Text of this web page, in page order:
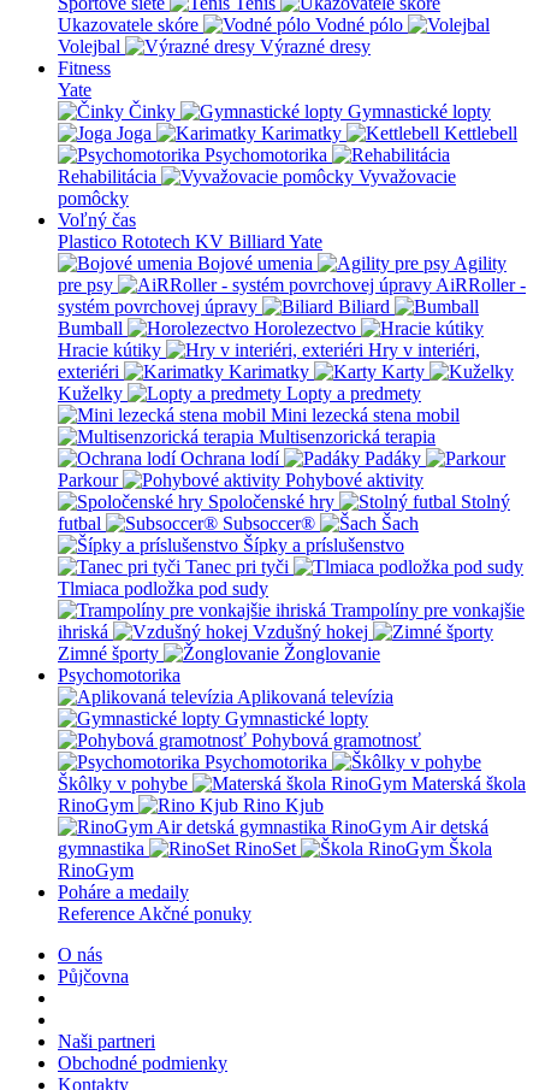
Ukazovatele skóre
Vodné pólo
Volejbal
Výrazné dresy
Fitness
Yate
Činky
Gymnastické lopty
Joga
Karimatky
Kettlebell
Psychomotorika
Rehabilitácia
Vyvažovacie
pomôcky
Voľný čas
Plastico Rototech KV Billiard Yate
Bojové umenia
Agility
pre psy
AiRRoller -
systém povrchovej úpravy
Biliard
Bumball
Horolezectvo
Hracie kútiky
Hry v interiéri,
exteriéri
Karimatky
Karty
Kuželky
Lopty a predmety
Mini lezecká stena mobil
Multisenzorická terapia
Ochrana lodí
Padáky
Parkour
Pohybové aktivity
Spoločenské hry
Stolný
futbal
Subsoccer®
Šach
Šípky a príslušenstvo
Tanec pri tyči
Tlmiaca podložka pod sudy
Trampolíny pre vonkajšie
ihriská
Vzdušný hokej
Zimné športy
Žonglovanie
Psychomotorika
Aplikovaná televízia
Gymnastické lopty
Pohybová gramotnosť
Psychomotorika
Škôlky v pohybe
Materská škola
RinoGym
Rino Kjub
RinoGym Air detská
gymnastika
RinoSet
Škola
RinoGym
Poháre a medaily
Reference Akčné ponuky
O nás
Půjčovna
Naši partneri
Obchodné podmienky
Kontakty